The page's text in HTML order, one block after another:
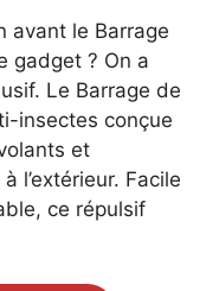
avant le Barrage
gadget ? On a
Le Barrage de
insectes conçue
et
l’extérieur. Facile
ce répulsif